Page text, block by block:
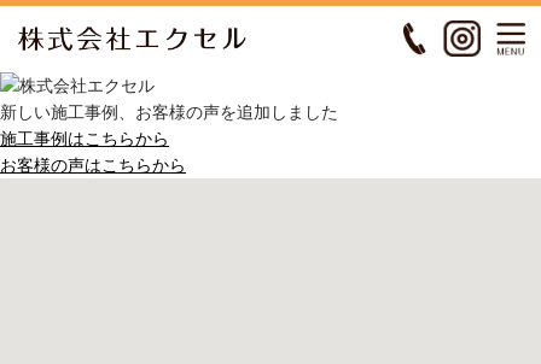
新しい施工事例、お客様の声を追加しました
施工事例はこちらから
お客様の声はこちらから